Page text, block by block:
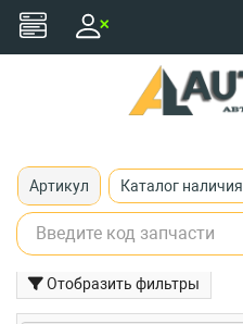
Артикул Каталог наличия
Отобразить фильтры